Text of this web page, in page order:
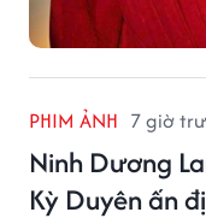
PHIM ẢNH 7 giờ
Ninh Dương
Kỳ Duyên ấn